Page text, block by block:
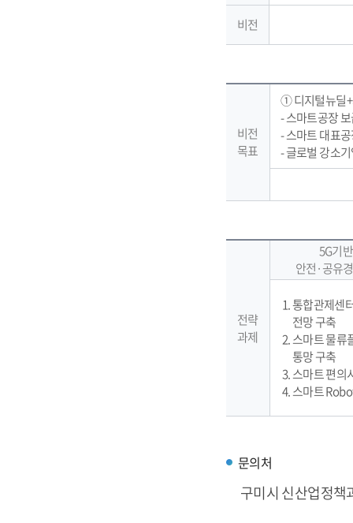
비전
비전
목표
① 디지털뉴딜
- 스마트공장
- 스마트 대표
- 글로벌 강소
전략
과제
5G기
안전·공유
통합관제센
전망 구축
스마트 물류
통망 구축
스마트 편의
스마트
문의처
구미시 신산업정책